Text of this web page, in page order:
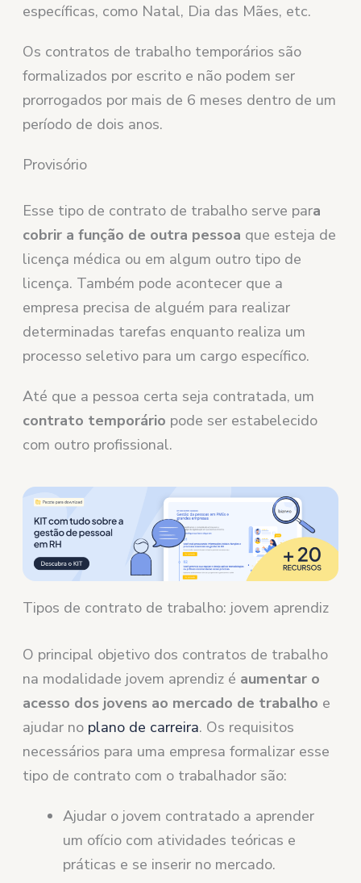
específicas, como Natal, Dia das Mães, etc.
Os contratos de trabalho temporários são
formalizados por escrito e não podem ser
prorrogados por mais de 6 meses dentro de um
período de dois anos.
Provisório
Esse tipo de contrato de trabalho serve para
cobrir a função de outra pessoa que esteja de
licença médica ou em algum outro tipo de
licença. Também pode acontecer que a
empresa precisa de alguém para realizar
determinadas tarefas enquanto realiza um
processo seletivo para um cargo específico.
Até que a pessoa certa seja contratada, um
contrato temporário pode ser estabelecido
com outro profissional.
Tipos de contrato de trabalho: jovem aprendiz
O principal objetivo dos contratos de trabalho
na modalidade jovem aprendiz é aumentar o
acesso dos jovens ao mercado de trabalho e
ajudar no plano de carreira. Os requisitos
necessários para uma empresa formalizar esse
tipo de contrato com o trabalhador são:
Ajudar o jovem contratado a aprender
um ofício com atividades teóricas e
práticas e se inserir no mercado.